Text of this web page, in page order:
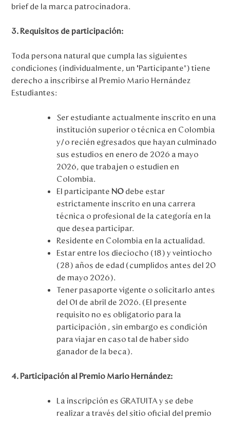
brief de la marca patrocinadora.
3. Requisitos de participación:
Toda persona natural que cumpla las siguientes
condiciones (individualmente, un “Participante”) tiene
derecho a inscribirse al Premio Mario Hernández
Estudiantes:
Ser estudiante actualmente inscrito en una
institución superior o técnica en Colombia
y/o recién egresados que hayan culminado
sus estudios en enero de 2026 a mayo
2026, que trabajen o estudien en
Colombia.
El participante NO debe estar
estrictamente inscrito en una carrera
técnica o profesional de la categoría en la
que desea participar.
Residente en Colombia en la actualidad.
Estar entre los dieciocho (18) y veintiocho
(28) años de edad (cumplidos antes del 20
de mayo 2026).
Tener pasaporte vigente o solicitarlo antes
del 01 de abril de 2026. (El presente
requisito no es obligatorio para la
participación , sin embargo es condición
para viajar en caso tal de haber sido
ganador de la beca).
4. Participación al Premio Mario Hernández:
La inscripción es GRATUITA y se debe
realizar a través del sitio oficial del premio